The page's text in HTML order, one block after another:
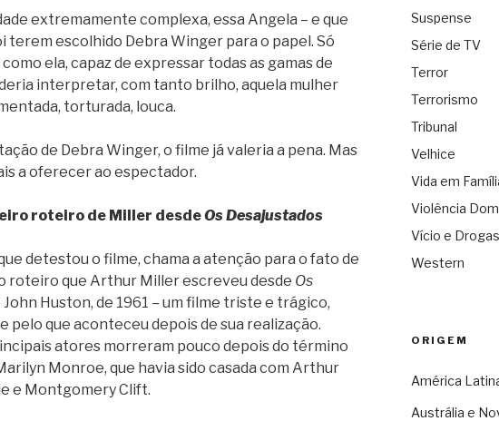
extremamente complexa, essa Angela – e que
terem escolhido Debra Winger para o papel. Só
ela, capaz de expressar todas as gamas de
interpretar, com tanto brilho, aquela mulher
torturada, louca.
de Debra Winger, o filme já valeria a pena. Mas
a oferecer ao espectador.
roteiro de Miller desdeOs Desajustados
detestou o filme, chama a atenção para o fato de
roteiro que Arthur Miller escreveu desde Os
John Huston, de 1961 – um filme triste e trágico,
pelo que aconteceu depois de sua realização.
atores morreram pouco depois do término
Monroe, que havia sido casada com Arthur
e Montgomery Clift.
Suspense
Série de TV
Terror
Terrorismo
Tribunal
Velhice
Vida em
Violência
Vício e Drogas
Western
ORIGEM
América
Austrália e